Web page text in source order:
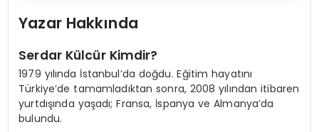
Yazar Hakkında
Serdar Külcür Kimdir?
1979 yılında İstanbul’da doğdu. Eğitim hayatını
Türkiye’de tamamladıktan sonra, 2008 yılından itibaren
yurtdışında yaşadı; Fransa, İspanya ve Almanya’da
bulundu.